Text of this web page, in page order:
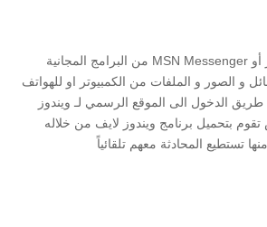
دردشة هوتميل ماسنجر أو MSN Messenger من البرامج المجانية
و الصور و الملفات من الكمبيوتر او للهواتف
الدخول الى الموقع الرسمي لـ ويندوز
بتحميل برنامج ويندوز لايف من خلاله
تستطيع المحادثة معهم تلقائياً